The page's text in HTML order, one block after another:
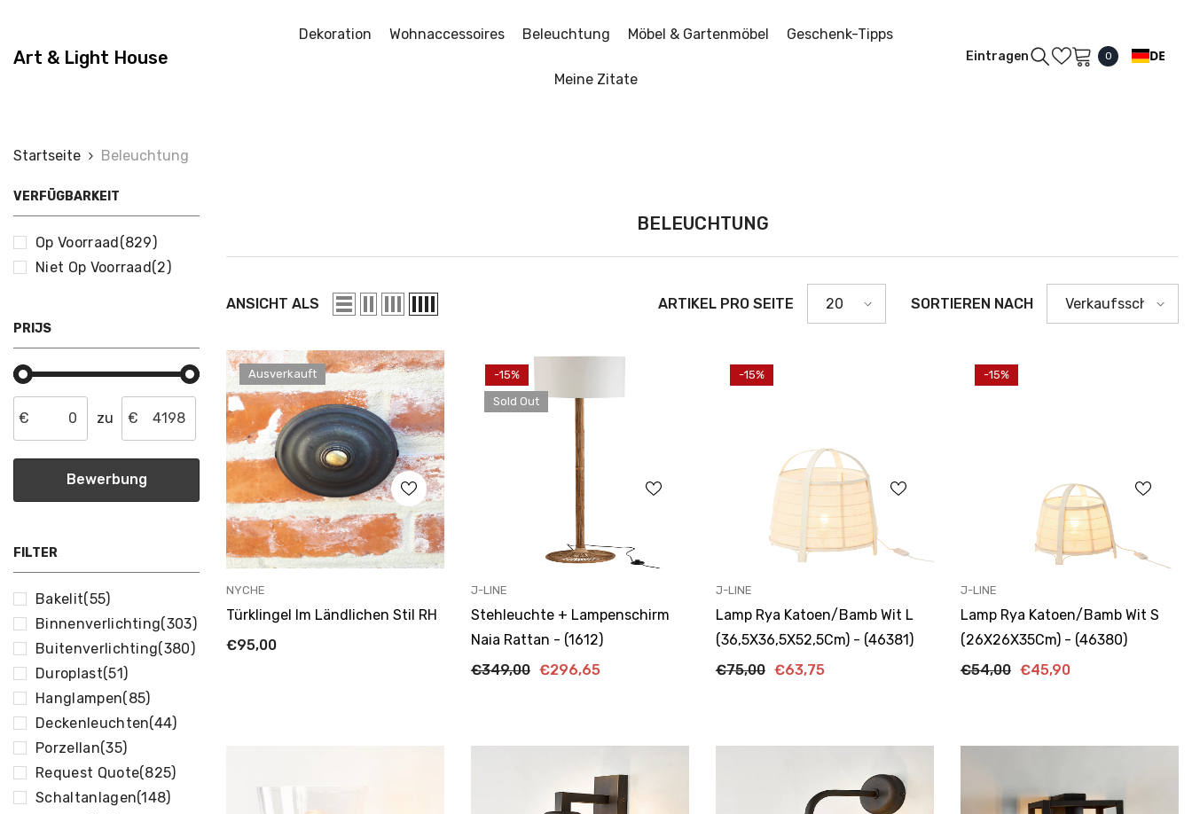
Art & Light House
Dekoration Wohnaccessoires Beleuchtung Möbel & Gartenmöbel Geschenk-Tipps
Meine Zitate
Eintragen 00
DE
Startseite Beleuchtung
VERFÜGBARKEIT
Op Voorraad(829)
Niet Op Voorraad(2)
PRIJS
€ zu €
FILTER
Bakelit(55)
Binnenverlichting(303)
Buitenverlichting(380)
Duroplast(51)
Hanglampen(85)
Deckenleuchten(44)
Porzellan(35)
Request Quote(825)
Schaltanlagen(148)
BELEUCHTUNG
ANSICHT ALS ARTIKEL PRO SEITE 20 SORTIEREN NACH Verkaufsschlager
Ausverkauft
ANBIETER:
NYCHE
Türklingel Im Ländlichen Stil RH
€95,00
-15%
Sold Out
ANBIETER:
J-LINE
Stehleuchte + Lampenschirm
Naia Rattan - (1612)
€349,00 €296,65
-15%
ANBIETER:
J-LINE
Lamp Rya Katoen/Bamb Wit L
(36,5X36,5X52,5Cm) - (46381)
€75,00 €63,75
-15%
ANBIETER:
J-LINE
Lamp Rya Katoen/Bamb Wit S
(26X26X35Cm) - (46380)
€54,00 €45,90